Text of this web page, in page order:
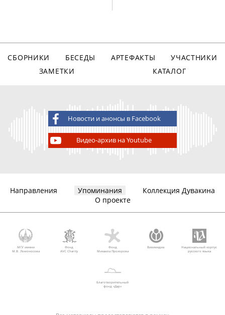
СБОРНИКИ БЕСЕДЫ АРТЕФАКТЫ
УЧАСТНИКИ
ЗАМЕТКИ
КАТАЛОГ
Новости и анонсы в Facebook
Видео-архив на Youtube
Направления Упоминания
Коллекция Дувакина
О проекте
МГУ имени
М.В. Ломоносова
Фонд
AVC Charity
Фонд
Михаила Прохорова
Викимедиа
Национальный корпус
русского языка
Благотворительный
фонд «Дар»